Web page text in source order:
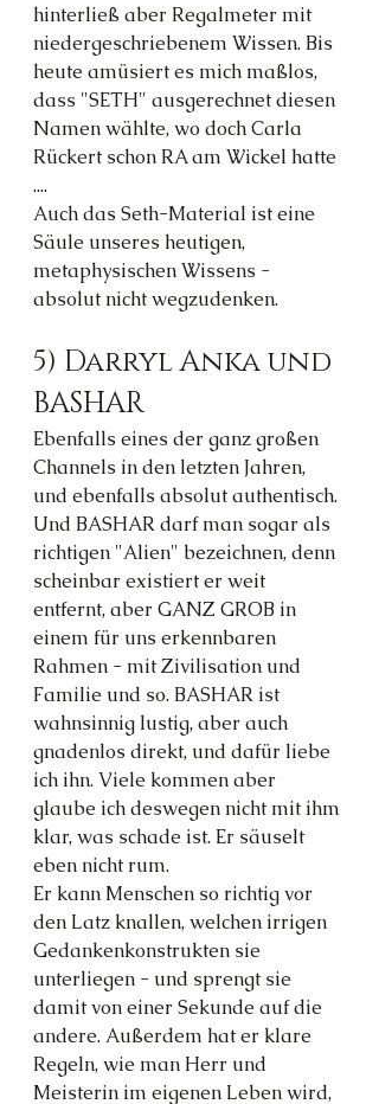
hinterließ aber Regalmeter mit
niedergeschriebenem Wissen. Bis
heute amüsiert es mich maßlos,
dass "SETH" ausgerechnet diesen
Namen wählte, wo doch Carla
Rückert schon RA am Wickel hatte
....
Auch das Seth-Material ist eine
Säule unseres heutigen,
metaphysischen Wissens -
absolut nicht wegzudenken.
5) Darryl Anka und
BASHAR
Ebenfalls eines der ganz großen
Channels in den letzten Jahren,
und ebenfalls absolut authentisch.
Und BASHAR darf man sogar als
richtigen "Alien" bezeichnen, denn
scheinbar existiert er weit
entfernt, aber GANZ GROB in
einem für uns erkennbaren
Rahmen - mit Zivilisation und
Familie und so. BASHAR ist
wahnsinnig lustig, aber auch
gnadenlos direkt, und dafür liebe
ich ihn. Viele kommen aber
glaube ich deswegen nicht mit ihm
klar, was schade ist. Er säuselt
eben nicht rum.
Er kann Menschen so richtig vor
den Latz knallen, welchen irrigen
Gedankenkonstrukten sie
unterliegen - und sprengt sie
damit von einer Sekunde auf die
andere. Außerdem hat er klare
Regeln, wie man Herr und
Meisterin im eigenen Leben wird,